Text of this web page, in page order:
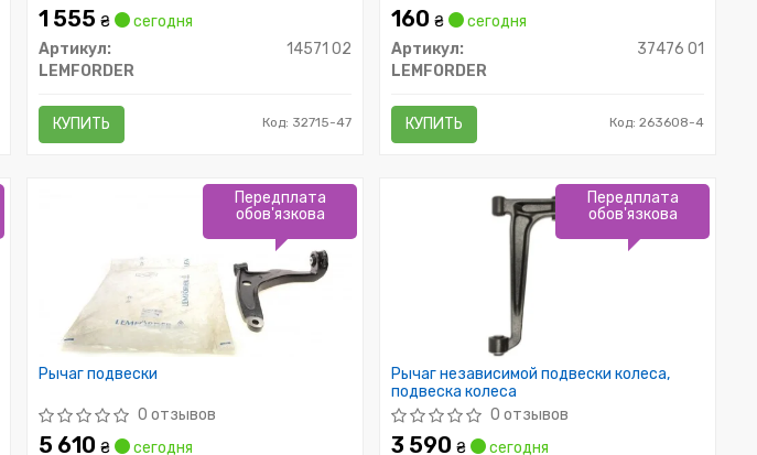
1 555₴
сегодня
Артикул:
14571 02
LEMFORDER
КУПИТЬ Код: 32715-47
160₴
сегодня
Артикул:
37476 01
LEMFORDER
КУПИТЬ Код: 263608-4
Рычаг подвески
0 отзывов
5 610₴
сегодня
Передплата
обов'язкова
Рычаг независимой подвески колеса,
подвеска колеса
0 отзывов
3 590₴
сегодня
Передплата
обов'язкова